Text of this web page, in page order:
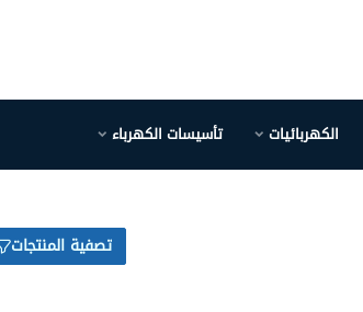
الكهربائيات تأسيسات الكهرباء
تصفية المنتجات